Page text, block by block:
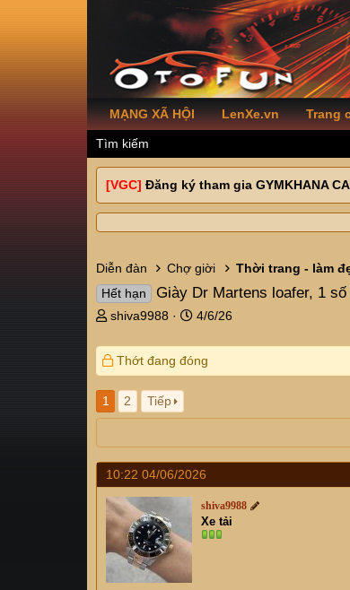
MẠNG XÃ HỘI LenXe.vn Trang
Tìm kiếm
[VGC] Đăng ký tham gia GYMKHANA
Diễn đàn Chợ giời Thời trang - làm
Hết hạn Giày Dr Martens loafer, 1
T
r
e
s
a
r
t
e
r
shiva9988
N
à
y
i
4/6/26
Thớt đang đóng
1 2 Tiếp
10:22 04/06/2026
shiva9988
Xe tải